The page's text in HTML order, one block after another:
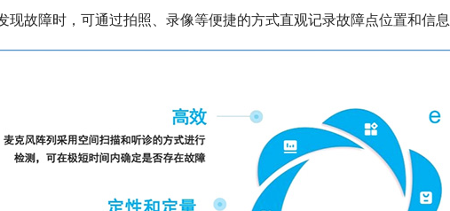
现故障时，可通过拍照、录像等便捷的方式直观记录故障点位置和信息